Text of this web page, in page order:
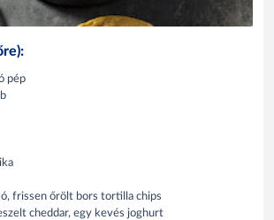
pép
frissen őrölt bors tortilla chips
cheddar, egy kevés joghurt